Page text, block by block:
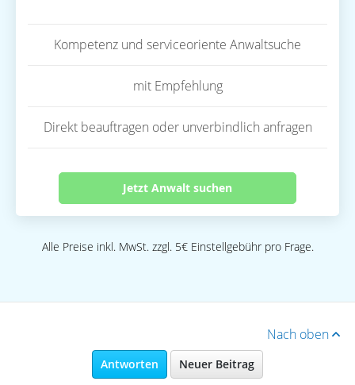
Kompetenz und serviceoriente Anwaltsuche
mit Empfehlung
Direkt beauftragen oder unverbindlich anfragen
Jetzt Anwalt suchen
Alle Preise inkl. MwSt. zzgl. 5€ Einstellgebühr pro Frage.
Nach oben
Antworten Neuer Beitrag